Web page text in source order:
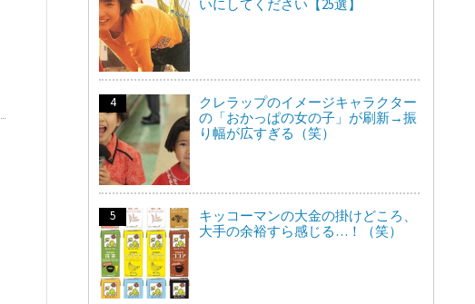
いにしてください【25選】
クレラップのイメージキャラクター
の「おかっぱの女の子」が刷新→振
り幅が広すぎる（笑）
キッコーマンの大金の掛けどころ、
大手の余裕すら感じる…！（笑）